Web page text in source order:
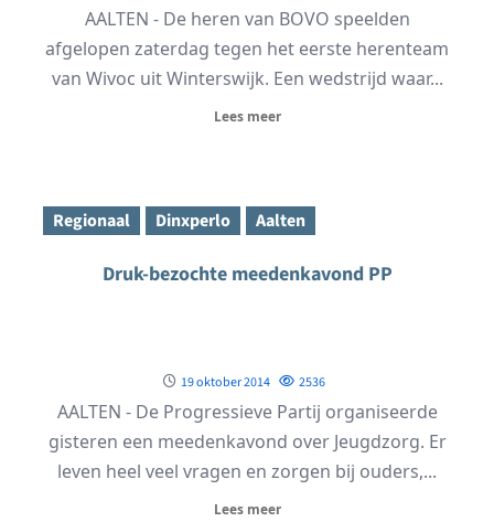
AALTEN - De heren van BOVO speelden
afgelopen zaterdag tegen het eerste herenteam
van Wivoc uit Winterswijk. Een wedstrijd waar...
Lees meer
Regionaal Dinxperlo Aalten
Druk-bezochte meedenkavond PP
19 oktober 2014 2536
AALTEN - De Progressieve Partij organiseerde
gisteren een meedenkavond over Jeugdzorg. Er
leven heel veel vragen en zorgen bij ouders,...
Lees meer